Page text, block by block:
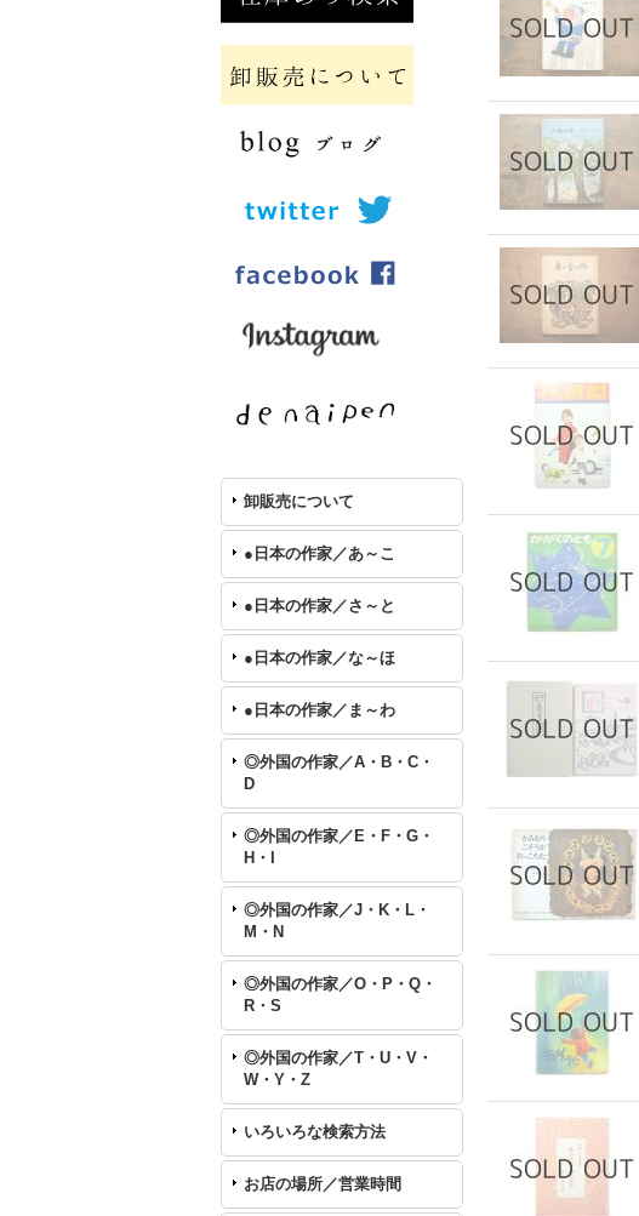
卸販売について
●日本の作家／あ～こ
●日本の作家／さ～と
●日本の作家／な～ほ
●日本の作家／ま～わ
◎外国の作家／A・B・C・
D
◎外国の作家／E・F・G・
H・I
◎外国の作家／J・K・L・
M・N
◎外国の作家／O・P・Q・
R・S
◎外国の作家／T・U・V・
W・Y・Z
いろいろな検索方法
お店の場所／営業時間